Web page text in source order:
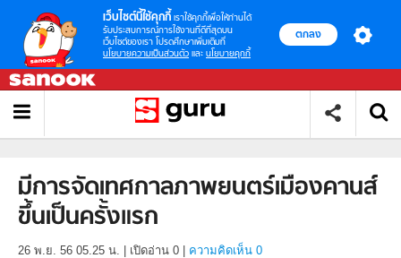
เว็บไซต์นี้ใช้คุกกี้ เราใช้คุกกี้เพื่อให้ท่านได้
รับประสบการณ์การใช้งานที่ดีที่สุดบน
เว็บไซต์ของเรา โปรดศึกษาเพิ่มเติมที่
นโยบายความเป็นส่วนตัว และ นโยบายคุกกี้
ตกลง
มีการจัดเทศกาลภาพยนตร์เมืองคานส์
ขึ้นเป็นครั้งแรก
26 พ.ย. 56 05.25 น. เปิดอ่าน 0 ความคิดเห็น 0